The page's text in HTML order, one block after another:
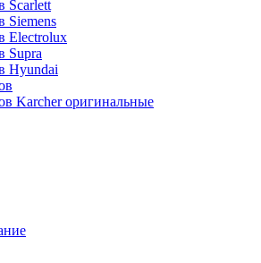
Scarlett
Siemens
Electrolux
Supra
Hyundai
Karcher оригинальные